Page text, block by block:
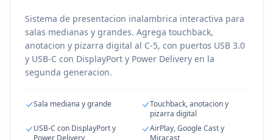
Sistema de presentacion inalambrica interactiva para
salas medianas y grandes. Agrega touchback,
anotacion y pizarra digital al C-5, con puertos USB 3.0
y USB-C con DisplayPort y Power Delivery en la
segunda generacion.
Sala mediana y grande
Touchback, anotacion y
pizarra digital
USB-C con DisplayPort y
Power Delivery
AirPlay, Google Cast y
Miracast